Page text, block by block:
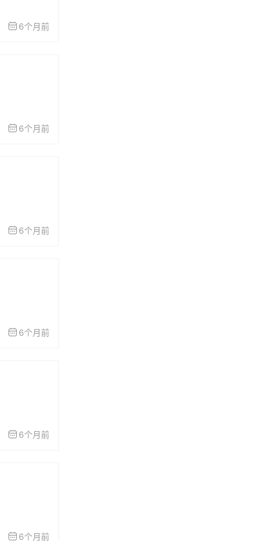
6个月前
6个月前
6个月前
6个月前
6个月前
6个月前